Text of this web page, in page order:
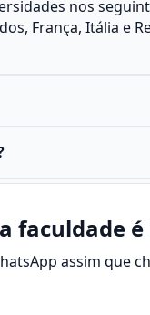
nos
França, Itália e
a capturar, editar
específicas para
imagens, edição
pessoas, objetos e
da
faculdade
assim que